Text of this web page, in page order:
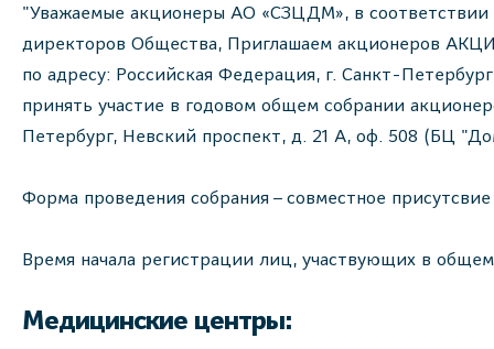
"Уважаемые акционеры АО «СЗЦДМ», в соответствии
директоров Общества, Приглашаем акционеров
по адресу: Российская Федерация, г. Санкт-
принять участие в годовом общем собрании
Петербург, Невский проспект, д. 21 А, оф. 508 (БЦ
Форма проведения собрания – совместное
Время начала регистрации лиц, участвующих в
Медицинские центры: